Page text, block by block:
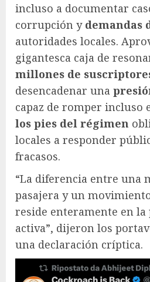
incluso a documentar
corrupción y demandas
autoridades locales.
gigantesca caja de
millones de
desencadenar una
capaz de romper incluso
los pies del régimen
locales a responder
fracasos.
“La diferencia entre una
pasajera y un
reside enteramente en
activa”, dijeron los
una declaración críptica.